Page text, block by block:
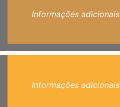
Informações adicionais
Informações adicionais